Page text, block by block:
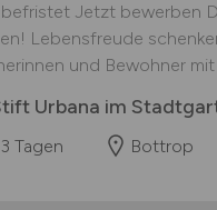
Jetzt bewerben
Lebensfreude
und Bewohner
Urbana im
Tagen Bottrop